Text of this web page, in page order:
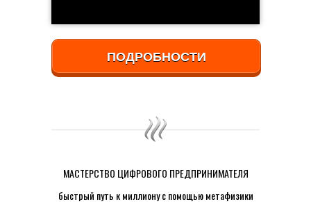
ПОДРОБНОСТИ
МАСТЕРСТВО ЦИФРОВОГО ПРЕДПРИНИМАТЕЛЯ
быстрый путь к миллиону с помощью метафизики